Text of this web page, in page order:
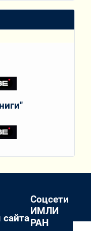
Соцсети
ИМЛИ
РАН